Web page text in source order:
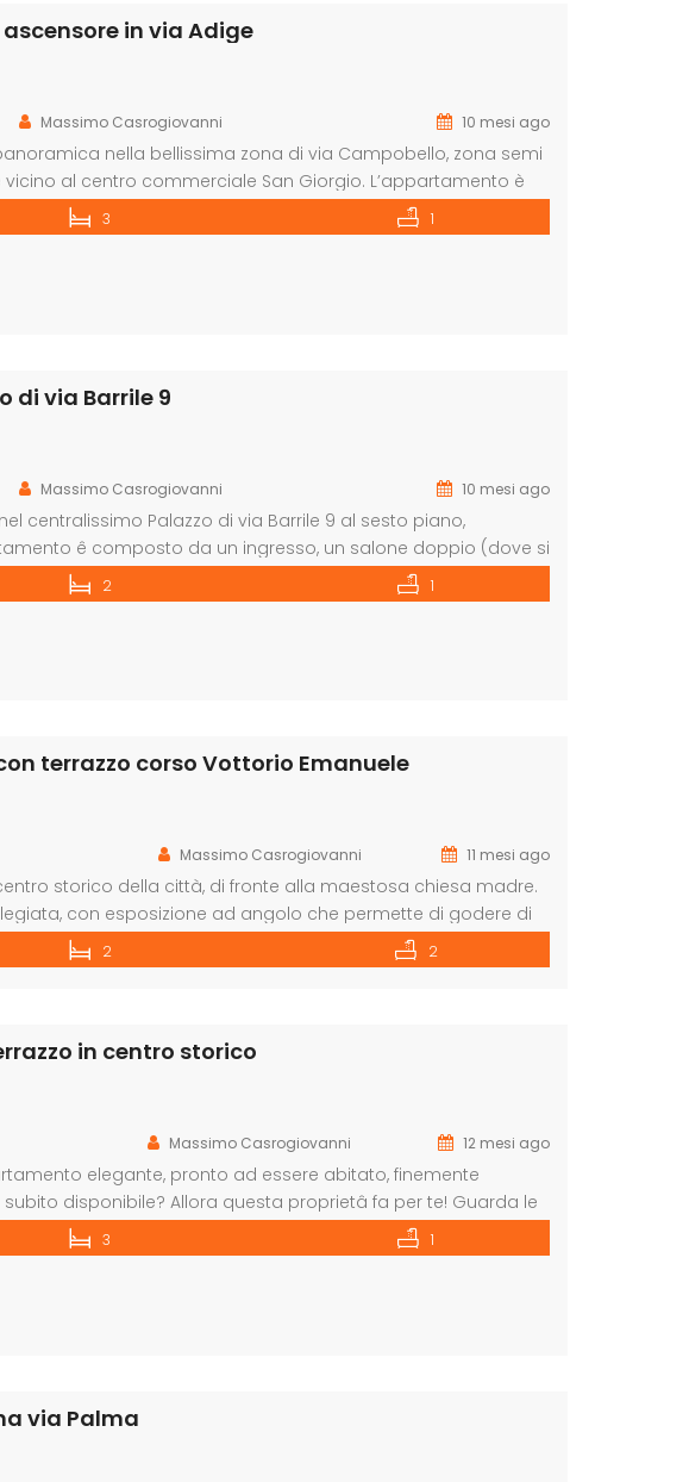
in via Adige
Massimo Casrogiovanni 10 mesi ago
nella bellissima zona di via Campobello, zona semi
al centro commerciale San Giorgio. L’appartamento è
cucina abitabile, salone, corridoio, tre camere da letto,
contattateci allo 0922771531 o […]
3 1
di via Barrile 9
Massimo Casrogiovanni 10 mesi ago
centralissimo Palazzo di via Barrile 9 al sesto piano,
ê composto da un ingresso, un salone doppio (dove si
cameretta, bagno, cucina, corridoio e ripostiglio.
commerciali e primarie, a pochi metri […]
2 1
terrazzo corso Vottorio Emanuele
Massimo Casrogiovanni 11 mesi ago
storico della città, di fronte alla maestosa chiesa madre.
con esposizione ad angolo che permette di godere di
su due piani, il secondo e il terzo, collegati da una scala
2 2
in centro storico
Massimo Casrogiovanni 12 mesi ago
elegante, pronto ad essere abitato, finemente
disponibile? Allora questa proprietâ fa per te! Guarda le
i grandi spazi lussuosi, le grandi stanze comode, il
stanze. […]
3 1
via Palma